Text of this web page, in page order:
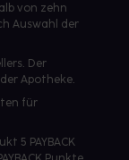
von zehn
Auswahl der
Der
Apotheke.
für
5 PAYBACK